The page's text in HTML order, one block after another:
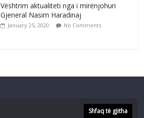
Vështrim aktualiteti nga i mirënjohuri
Gjeneral Nasim Haradinaj
January 25, 2020 No Comments
Shfaq të gjitha